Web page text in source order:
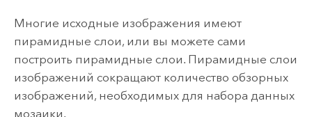
Многие исходные изображения имеют
пирамидные слои, или вы можете сами
построить пирамидные слои. Пирамидные слои
изображений сокращают количество обзорных
изображений, необходимых для набора данных
мозаики.